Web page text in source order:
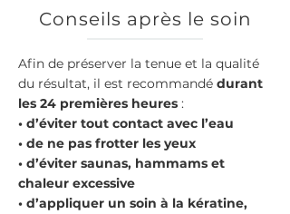
Conseils après le soin
Afin de préserver la tenue et la qualité
du résultat, il est recommandé durant
les 24 premières heures :
• d’éviter tout contact avec l’eau
• de ne pas frotter les yeux
• d’éviter saunas, hammams et
chaleur excessive
• d’appliquer un soin à la kératine,